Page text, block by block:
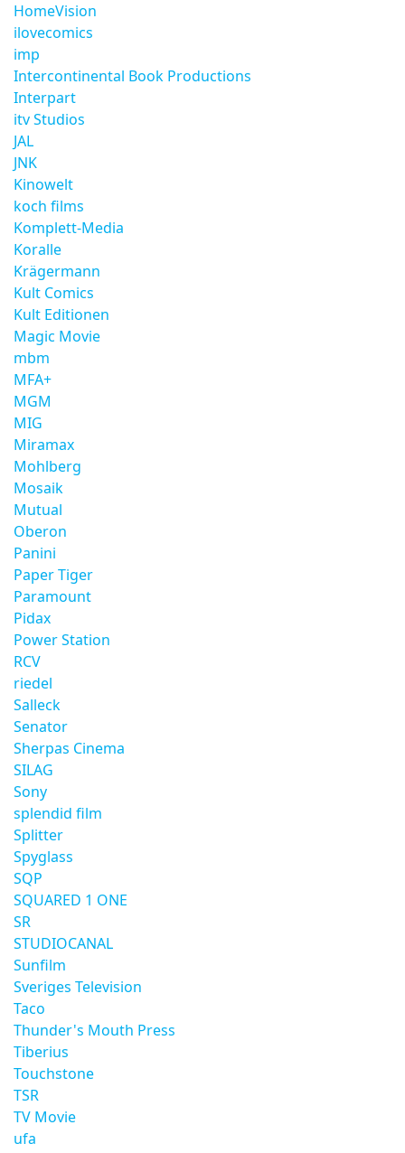
HomeVision
ilovecomics
imp
Intercontinental Book Productions
Interpart
itv Studios
JAL
JNK
Kinowelt
koch films
Komplett-Media
Koralle
Krägermann
Kult Comics
Kult Editionen
Magic Movie
mbm
MFA+
MGM
MIG
Miramax
Mohlberg
Mosaik
Mutual
Oberon
Panini
Paper Tiger
Paramount
Pidax
Power Station
RCV
riedel
Salleck
Senator
Sherpas Cinema
SILAG
Sony
splendid film
Splitter
Spyglass
SQP
SQUARED 1 ONE
SR
STUDIOCANAL
Sunfilm
Sveriges Television
Taco
Thunder's Mouth Press
Tiberius
Touchstone
TSR
TV Movie
ufa